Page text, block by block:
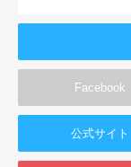
Facebook
公式サイト